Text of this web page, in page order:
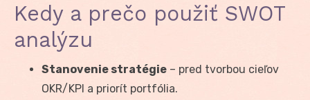
Kedy a prečo použiť SWOT
analýzu
Stanovenie stratégie – pred tvorbou cieľov
OKR/KPI a priorít portfólia.